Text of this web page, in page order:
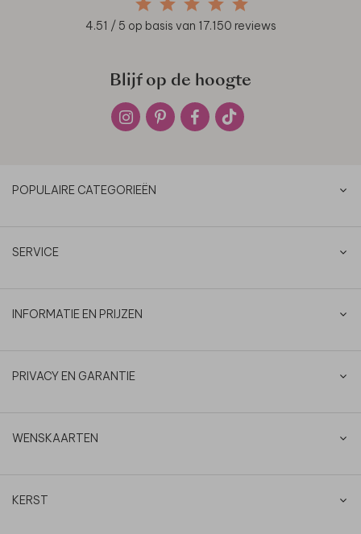
4.51 / 5 op basis van 17.150 reviews
Blijf op de hoogte
POPULAIRE CATEGORIEËN
SERVICE
INFORMATIE EN PRIJZEN
PRIVACY EN GARANTIE
WENSKAARTEN
KERST